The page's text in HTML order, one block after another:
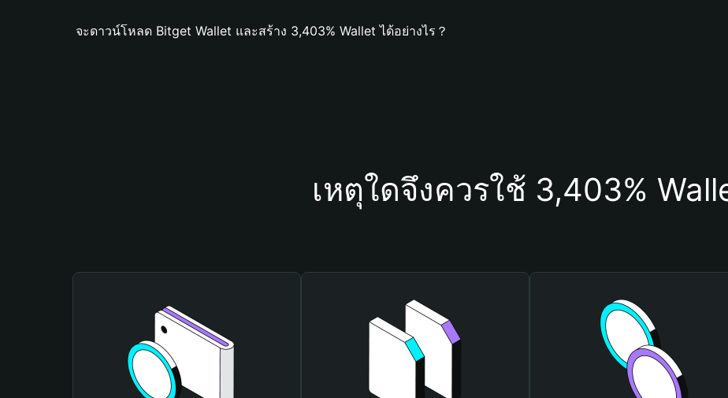
จะดาวน์โหลด Bitget Wallet และสร้าง 3,403% Wallet ได้อย่างไร？
เหตุใดจึงควรใช้ 3,403%